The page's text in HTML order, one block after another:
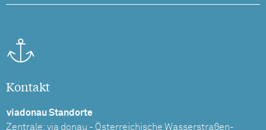
Kontakt
viadonau Standorte
Zentrale: via donau - Österreichische Wasserstraßen-